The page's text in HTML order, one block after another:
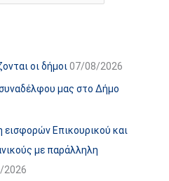
οι δήμοι07/08/2026
μας στο Δήμο
εισφορών Επικουρικού και
με παράλληλη
2026